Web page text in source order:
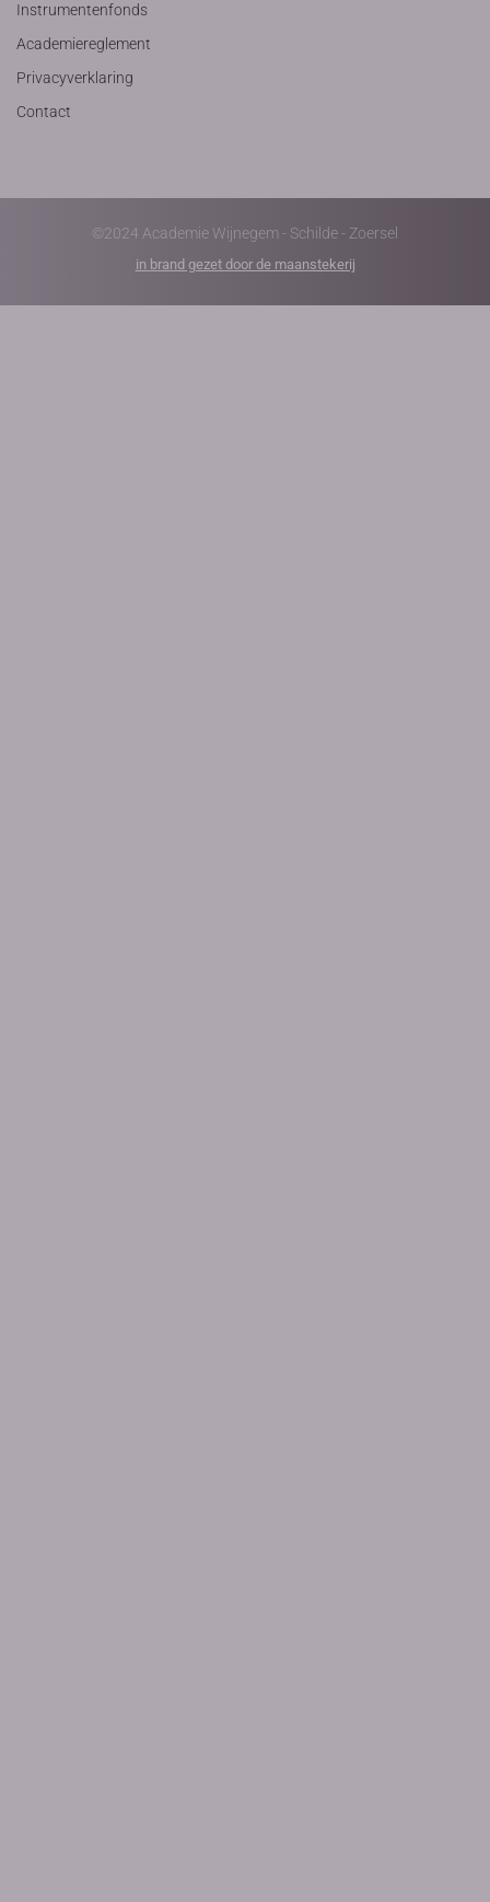
Instrumentenfonds
Academiereglement
Privacyverklaring
Contact
©2024 Academie Wijnegem - Schilde - Zoersel
in brand gezet door de maanstekerij